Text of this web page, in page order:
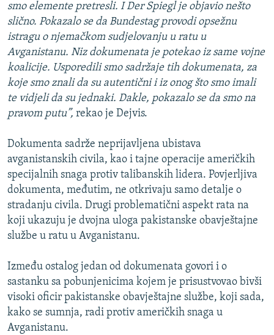
smo elemente pretresli. I DerSpiegl je objavio nešto
slično. Pokazalo se da Bundestag provodi opsežnu
istragu o njemačkom sudjelovanju u ratu u
Avganistanu. Niz dokumenata je potekao iz same vojne
koalicije. Usporedili smo sadržaje tih dokumenata, za
koje smo znali da su autentični i iz onog što smo imali
te vidjeli da su jednaki. Dakle, pokazalo se da smo na
pravom putu”, rekao je Dejvis.
Dokumenta sadrže neprijavljena ubistava
avganistanskih civila, kao i tajne operacije američkih
specijalnih snaga protiv talibanskih lidera. Povjerljiva
dokumenta, međutim, ne otkrivaju samo detalje o
stradanju civila. Drugi problematični aspekt rata na
koji ukazuju je dvojna uloga pakistanske obavještajne
službe u ratu u Avganistanu.
Između ostalog jedan od dokumenata govori i o
sastanku sa pobunjenicima kojem je prisustvovao bivši
visoki oficir pakistanske obavještajne službe, koji sada,
kako se sumnja, radi protiv američkih snaga u
Avganistanu.